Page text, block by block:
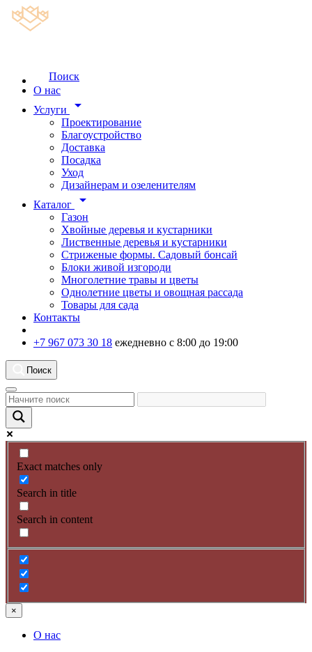
Поиск
О нас
Услуги
arrow_drop_down
Проектирование
Благоустройство
Доставка
Посадка
Уход
Дизайнерам и озеленителям
Каталог
arrow_drop_down
Газон
Хвойные деревья и кустарники
Лиственные деревья и кустарники
Стриженые формы. Садовый бонсай
Блоки живой изгороди
Многолетние травы и цветы
Однолетние цветы и овощная рассада
Товары для сада
Контакты
+7 967 073 30 18 ежедневно с 8:00 до 19:00
Поиск
Exact matches only
Search in title
Search in content
×
О нас